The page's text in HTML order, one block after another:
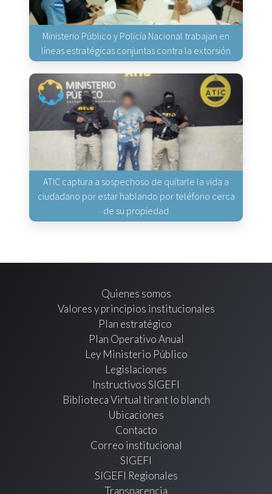
Ministerio Público y Policía Nacional trabajan en
líneas estratégicas conjuntas contra la extorsión
ATIC captura a sospechoso de quitarle la vida a
ciudadano por estar hablando por teléfono cerca
de su propiedad
Quienes somos
Valores y principios institucionales
Plan estratégico
Plan Operativo Anual
Ley Ministerio Público
Legislaciones
Instructivos SIGEFI
Biblioteca Virtual tirant lo blanch
Ubicaciones
Contacto
Correo institucional
SIGEFI
SIGEFI Regionales
Transparencia